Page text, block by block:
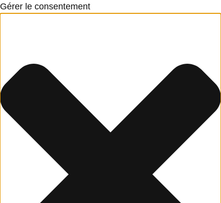
Gérer le consentement